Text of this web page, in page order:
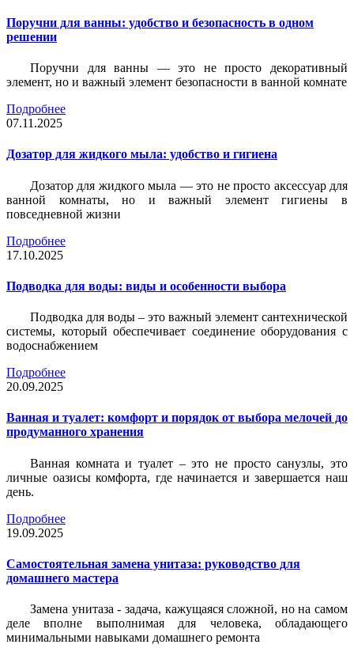
Поручни для ванны: удобство и безопасность в одном
решении
Поручни для ванны — это не просто декоративный
элемент, но и важный элемент безопасности в ванной комнате
Подробнее
07.11.2025
Дозатор для жидкого мыла: удобство и гигиена
Дозатор для жидкого мыла — это не просто аксессуар для
ванной комнаты, но и важный элемент гигиены в
повседневной жизни
Подробнее
17.10.2025
Подводка для воды: виды и особенности выбора
Подводка для воды – это важный элемент сантехнической
системы, который обеспечивает соединение оборудования с
водоснабжением
Подробнее
20.09.2025
Ванная и туалет: комфорт и порядок от выбора мелочей до
продуманного хранения
Ванная комната и туалет – это не просто санузлы, это
личные оазисы комфорта, где начинается и завершается наш
день.
Подробнее
19.09.2025
Самостоятельная замена унитаза: руководство для
домашнего мастера
Замена унитаза - задача, кажущаяся сложной, но на самом
деле вполне выполнимая для человека, обладающего
минимальными навыками домашнего ремонта